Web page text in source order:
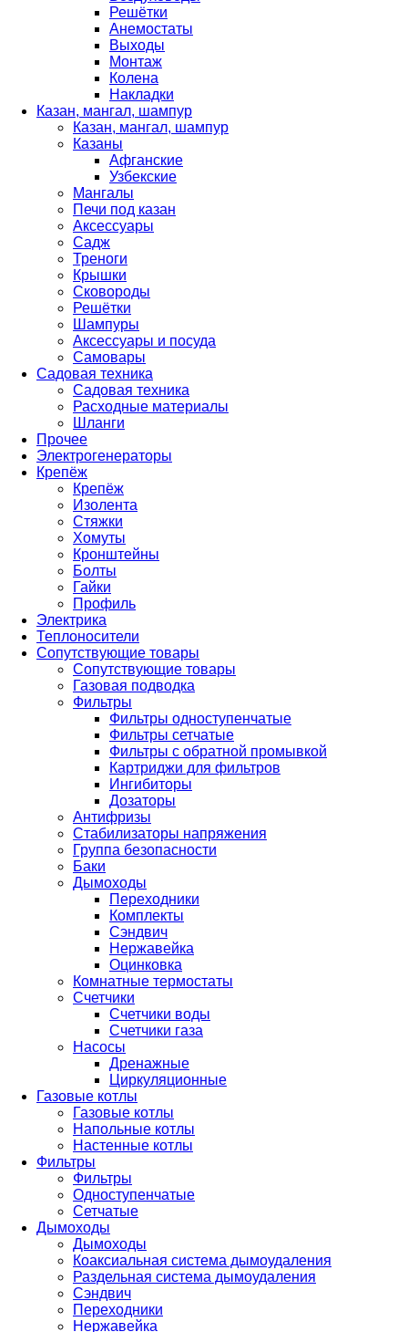
Решётки
Анемостаты
Выходы
Монтаж
Колена
Накладки
Казан, мангал, шампур
Казан, мангал, шампур
Казаны
Афганские
Узбекские
Мангалы
Печи под казан
Аксессуары
Садж
Треноги
Крышки
Сковороды
Решётки
Шампуры
Аксессуары и посуда
Самовары
Садовая техника
Садовая техника
Расходные материалы
Шланги
Прочее
Электрогенераторы
Крепёж
Крепёж
Изолента
Стяжки
Хомуты
Кронштейны
Болты
Гайки
Профиль
Электрика
Теплоносители
Сопутствующие товары
Сопутствующие товары
Газовая подводка
Фильтры
Фильтры одноступенчатые
Фильтры сетчатые
Фильтры с обратной промывкой
Картриджи для фильтров
Ингибиторы
Дозаторы
Антифризы
Стабилизаторы напряжения
Группа безопасности
Баки
Дымоходы
Переходники
Комплекты
Сэндвич
Нержавейка
Оцинковка
Комнатные термостаты
Счетчики
Счетчики воды
Счетчики газа
Насосы
Дренажные
Циркуляционные
Газовые котлы
Газовые котлы
Напольные котлы
Настенные котлы
Фильтры
Фильтры
Одноступенчатые
Сетчатые
Дымоходы
Дымоходы
Коаксиальная система дымоудаления
Раздельная система дымоудаления
Сэндвич
Переходники
Нержавейка